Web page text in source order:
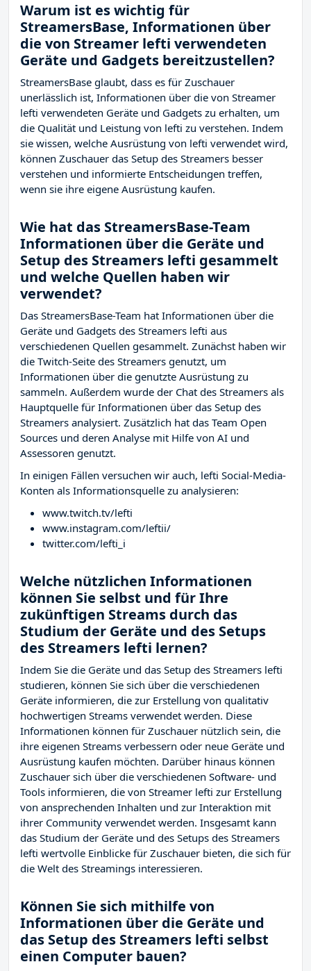
Warum ist es wichtig für
StreamersBase, Informationen über
die von Streamer lefti verwendeten
Geräte und Gadgets bereitzustellen?
StreamersBase glaubt, dass es für Zuschauer
unerlässlich ist, Informationen über die von Streamer
lefti verwendeten Geräte und Gadgets zu erhalten, um
die Qualität und Leistung von lefti zu verstehen. Indem
sie wissen, welche Ausrüstung von lefti verwendet wird,
können Zuschauer das Setup des Streamers besser
verstehen und informierte Entscheidungen treffen,
wenn sie ihre eigene Ausrüstung kaufen.
Wie hat das StreamersBase-Team
Informationen über die Geräte und
Setup des Streamers lefti gesammelt
und welche Quellen haben wir
verwendet?
Das StreamersBase-Team hat Informationen über die
Geräte und Gadgets des Streamers lefti aus
verschiedenen Quellen gesammelt. Zunächst haben wir
die Twitch-Seite des Streamers genutzt, um
Informationen über die genutzte Ausrüstung zu
sammeln. Außerdem wurde der Chat des Streamers als
Hauptquelle für Informationen über das Setup des
Streamers analysiert. Zusätzlich hat das Team Open
Sources und deren Analyse mit Hilfe von AI und
Assessoren genutzt.
In einigen Fällen versuchen wir auch, lefti Social-Media-
Konten als Informationsquelle zu analysieren:
www.twitch.tv/lefti
www.instagram.com/leftii/
twitter.com/lefti_i
Welche nützlichen Informationen
können Sie selbst und für Ihre
zukünftigen Streams durch das
Studium der Geräte und des Setups
des Streamers lefti lernen?
Indem Sie die Geräte und das Setup des Streamers lefti
studieren, können Sie sich über die verschiedenen
Geräte informieren, die zur Erstellung von qualitativ
hochwertigen Streams verwendet werden. Diese
Informationen können für Zuschauer nützlich sein, die
ihre eigenen Streams verbessern oder neue Geräte und
Ausrüstung kaufen möchten. Darüber hinaus können
Zuschauer sich über die verschiedenen Software- und
Tools informieren, die von Streamer lefti zur Erstellung
von ansprechenden Inhalten und zur Interaktion mit
ihrer Community verwendet werden. Insgesamt kann
das Studium der Geräte und des Setups des Streamers
lefti wertvolle Einblicke für Zuschauer bieten, die sich für
die Welt des Streamings interessieren.
Können Sie sich mithilfe von
Informationen über die Geräte und
das Setup des Streamers lefti selbst
einen Computer bauen?